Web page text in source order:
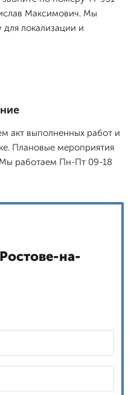
Максимович. Мы
локализации и
акт выполненных работ и
Плановые мероприятия
работаем Пн-Пт 09-18
на-